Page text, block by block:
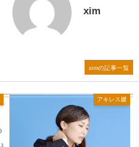
xim
アキレス腱
ximの記事一覧